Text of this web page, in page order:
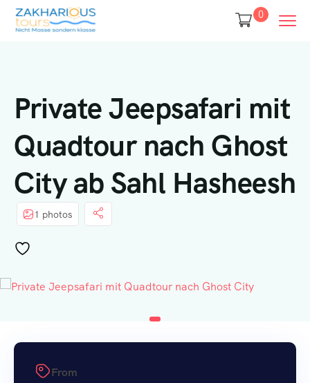
0
Private Jeepsafari mit
Quadtour nach Ghost
City ab Sahl Hasheesh
1 photos
From